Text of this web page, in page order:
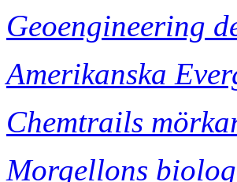
Geoengineering
Amerikanska
Chemtrails
Morgellons